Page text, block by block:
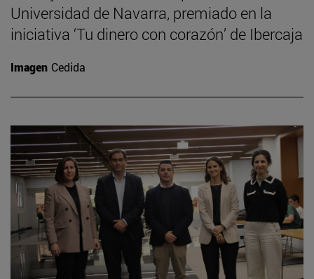
Universidad de Navarra, premiado en la
iniciativa ‘Tu dinero con corazón’ de Ibercaja
Imagen Cedida